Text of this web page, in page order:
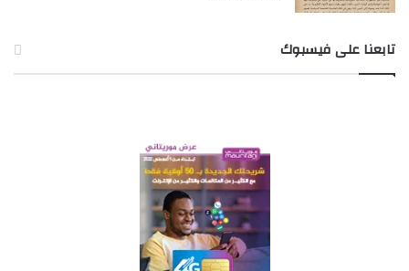
تابعنا على فيسبوك